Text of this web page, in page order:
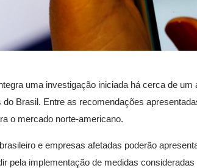
uma investigação iniciada há cerca de um
Brasil. Entre as recomendações
o mercado norte-americano.
e empresas afetadas poderão
pela implementação de medidas